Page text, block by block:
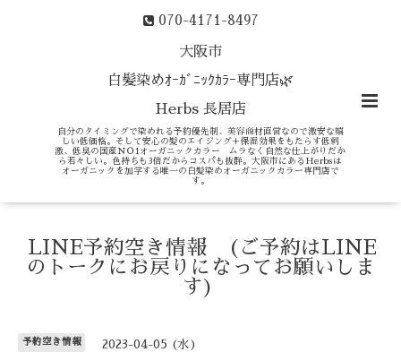
070-4171-8497
大阪市
白髪染めｵｰｶﾞﾆｯｸｶﾗｰ専門店🌿
Herbs 長居店
自分のタイミングで染めれる予約優先制、美容商材直営なので激安な嬉
しい低価格。そして安心の髪のエイジング＋保湿効果をもたらす低刺
激、低臭の国産ＮＯ1オーガニックカラー ムラなく自然な仕上がりだか
ら若々しい。色持ちも3倍だからコスパも抜群。大阪市にあるHerbsは
オーガニックを加学する唯一の白髪染めオーガニックカラー専門店で
す。
LINE予約空き情報 (ご予約はLINE
のトークにお戻りになってお願いしま
す)
予約空き情報 2023-04-05 (水)